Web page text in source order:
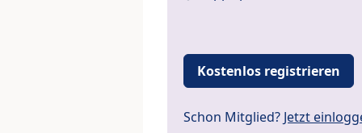
Kostenlos registrieren
Schon Mitglied? Jetzt